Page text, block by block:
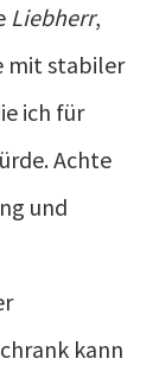
Liebherr,
mit stabiler
ich für
Achte
und
kann